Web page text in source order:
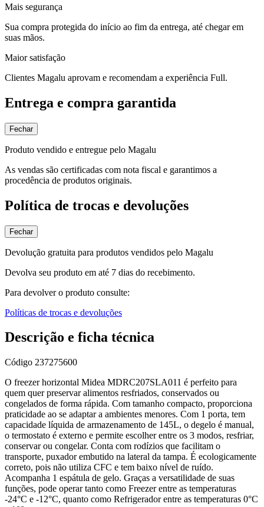
Mais segurança
Sua compra protegida do início ao fim da entrega, até chegar em
suas mãos.
Maior satisfação
Clientes Magalu aprovam e recomendam a experiência Full.
Entrega e compra garantida
Fechar
Produto vendido e entregue pelo Magalu
As vendas são certificadas com nota fiscal e garantimos a
procedência de produtos originais.
Política de trocas e devoluções
Fechar
Devolução gratuita para produtos vendidos pelo Magalu
Devolva seu produto em até 7 dias do recebimento.
Para devolver o produto consulte:
Políticas de trocas e devoluções
Descrição e ficha técnica
Código 237275600
O freezer horizontal Midea MDRC207SLA011 é perfeito para
quem quer preservar alimentos resfriados, conservados ou
congelados de forma rápida. Com tamanho compacto, proporciona
praticidade ao se adaptar a ambientes menores. Com 1 porta, tem
capacidade líquida de armazenamento de 145L, o degelo é manual,
o termostato é externo e permite escolher entre os 3 modos, resfriar,
conservar ou congelar. Conta com rodízios que facilitam o
transporte, puxador embutido na lateral da tampa. É ecologicamente
correto, pois não utiliza CFC e tem baixo nível de ruído.
Acompanha 1 espátula de gelo. Graças a versatilidade de suas
funções, pode operar tanto como Freezer entre as temperaturas
-24°C e -12°C, quanto como Refrigerador entre as temperaturas 0°C